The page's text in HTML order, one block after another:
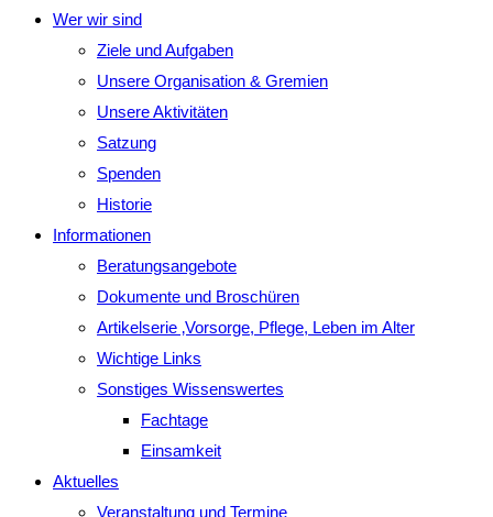
Wer wir sind
Ziele und Aufgaben
Unsere Organisation & Gremien
Unsere Aktivitäten
Satzung
Spenden
Historie
Informationen
Beratungsangebote
Dokumente und Broschüren
Artikelserie ‚Vorsorge, Pflege, Leben im Alter
Wichtige Links
Sonstiges Wissenswertes
Fachtage
Einsamkeit
Aktuelles
Veranstaltung und Termine